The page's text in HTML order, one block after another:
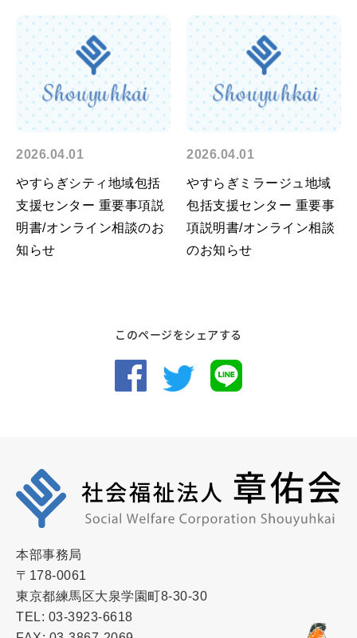
2026.04.01
やすらぎシティ地域包括
支援センター 重要事項説
明書/オンライン相談のお
知らせ
2026.04.01
やすらぎミラージュ地域
包括支援センター 重要事
項説明書/オンライン相談
のお知らせ
このページをシェアする
本部事務局
〒178-0061
東京都練馬区大泉学園町8-30-30
TEL: 03-3923-6618